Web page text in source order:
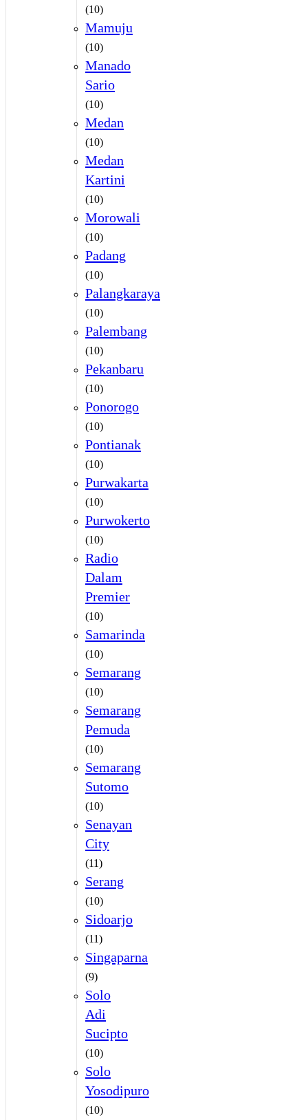
(10)
Mamuju
(10)
Manado
Sario
(10)
Medan
(10)
Medan
Kartini
(10)
Morowali
(10)
Padang
(10)
Palangkaraya
(10)
Palembang
(10)
Pekanbaru
(10)
Ponorogo
(10)
Pontianak
(10)
Purwakarta
(10)
Purwokerto
(10)
Radio
Dalam
Premier
(10)
Samarinda
(10)
Semarang
(10)
Semarang
Pemuda
(10)
Semarang
Sutomo
(10)
Senayan
City
(11)
Serang
(10)
Sidoarjo
(11)
Singaparna
(9)
Solo
Adi
Sucipto
(10)
Solo
Yosodipuro
(10)